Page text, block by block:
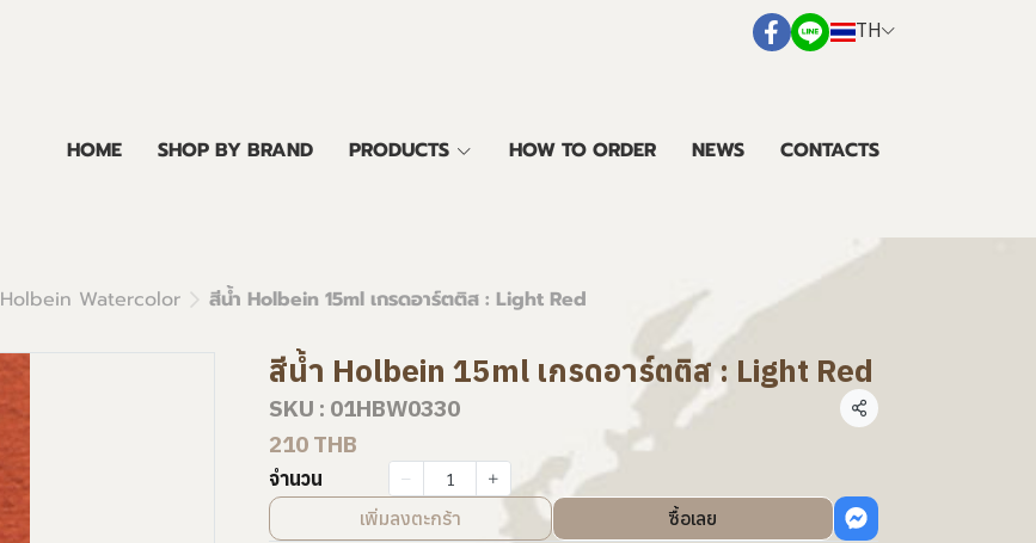
TH
HOME SHOP BY BRAND PRODUCTS HOW TO ORDER NEWS CONTACTS
Holbein Watercolor สีน้ำ Holbein 15ml เกรดอาร์ตติส : Light Red
สีน้ำ Holbein 15ml เกรดอาร์ตติส : Light Red
SKU : 01HBW0330 แชร์
210 THB
จำนวน
เพิ่มลงตะกร้า
ซื้อเลย